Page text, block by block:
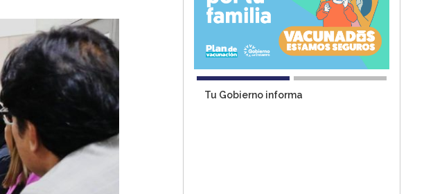
Tu Gobierno informa